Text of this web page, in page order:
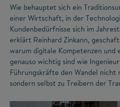
Wie behauptet sich ein
einer Wirtschaft, in der
Kundenbedürfnisse sich im
erklärt Reinhard Zinkann,
warum digitale Kompetenzen und
genauso wichtig sind wie
Führungskräfte den Wandel nicht
sondern selbst zu Treibern der